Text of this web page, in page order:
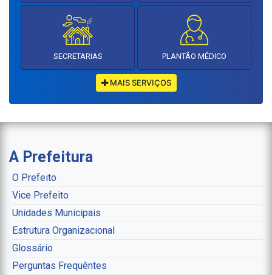
SECRETARIAS PLANTÃO MÉDICO
MAIS SERVIÇOS
A Prefeitura
O Prefeito
Vice Prefeito
Unidades Municipais
Estrutura Organizacional
Glossário
Perguntas Frequêntes